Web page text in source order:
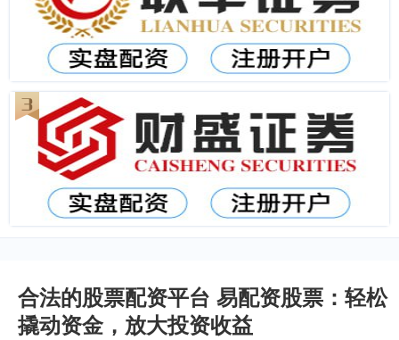
合法的股票配资平台 易配资股票：轻松
撬动资金，放大投资收益